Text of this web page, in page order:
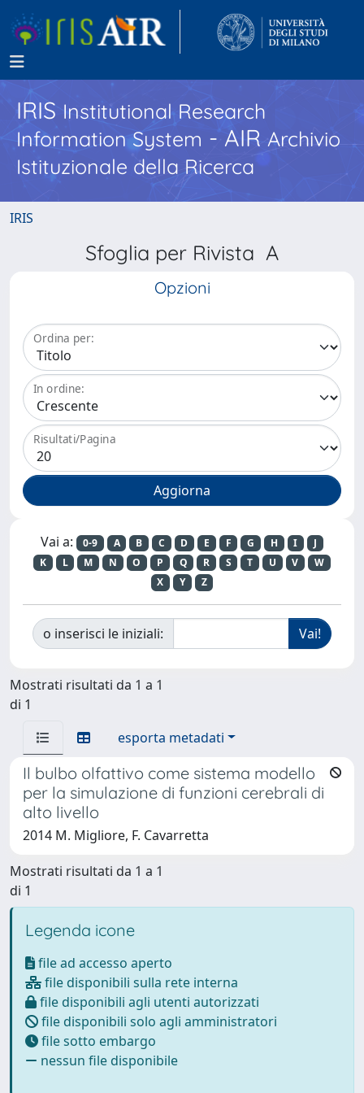
IRISInstitutional Research
Information System - AIR Archivio
Istituzionale della Ricerca
IRIS
Sfoglia per Rivista A
Opzioni
Ordina per:
In ordine:
Risultati/Pagina
Vai a: 0-9 A B C D E F G H I
J
K
L M N O P Q R S T U V
W
X
Y Z
o inserisci le iniziali:
Mostrati risultati da 1 a 1
di 1
esporta metadati
Il bulbo olfattivo come sistema modello
per la simulazione di funzioni cerebrali di
alto livello
2014 M. Migliore, F. Cavarretta
Mostrati risultati da 1 a 1
di 1
Legenda icone
file ad accesso aperto
file disponibili sulla rete interna
file disponibili agli utenti autorizzati
file disponibili solo agli amministratori
file sotto embargo
nessun file disponibile